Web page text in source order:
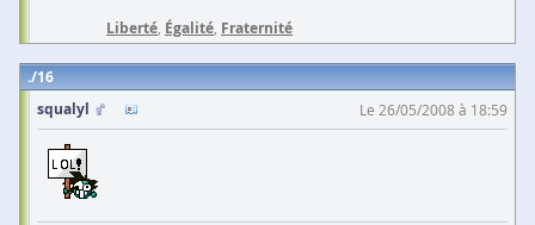
Liberté Égalité Fraternité
16
squalyl
Le 26/05/2008 à 18:59